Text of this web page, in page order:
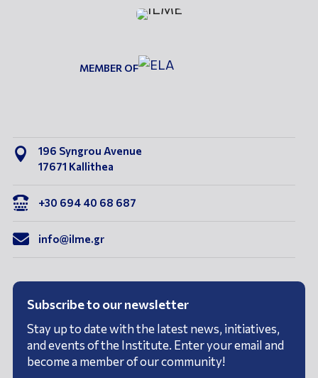
MEMBER OF

196 Syngrou Avenue
17671 Kallithea
 +30 694 40 68 687
 info@ilme.gr
Subscribe to our newsletter
Stay up to date with the latest news, initiatives,
and events of the Institute. Enter your email and
become a member of our community!